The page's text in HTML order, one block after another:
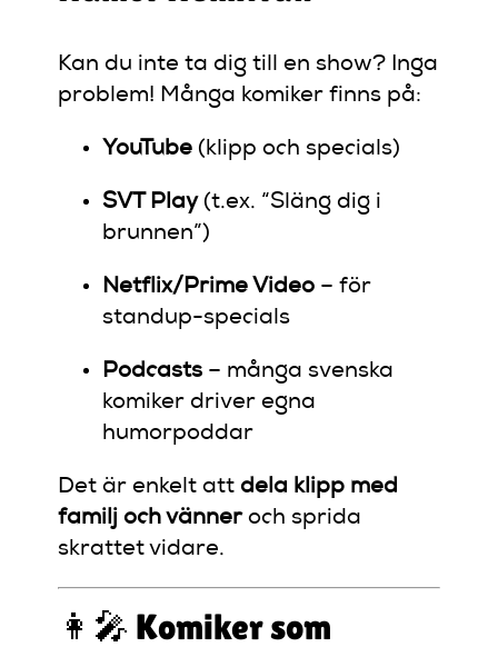
Kan du inte ta dig till en show? Inga
problem! Många komiker finns på:
YouTube (klipp och specials)
SVT Play(t.ex. “Släng dig i
brunnen”)
Netflix/Prime Video – för
standup-specials
Podcasts – många svenska
komiker driver egna
humorpoddar
Det är enkelt att dela klipp med
familj och vänneroch sprida
skrattet vidare.
👩‍🎤 Komiker som